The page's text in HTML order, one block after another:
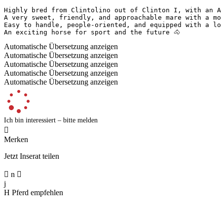
Highly bred from Clintolino out of Clinton I, with
A very sweet, friendly, and approachable mare with
Easy to handle, people-oriented, and equipped with
An exciting horse for sport and the future 🐴
Automatische Übersetzung anzeigen
Automatische Übersetzung anzeigen
Automatische Übersetzung anzeigen
Automatische Übersetzung anzeigen
Automatische Übersetzung anzeigen
Ich bin interessiert – bitte melden

Merken
Jetzt Inserat teilen
 n 
j
H Pferd empfehlen